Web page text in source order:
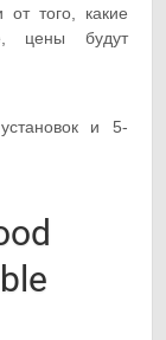
от того, какие
цены будут
и 5-